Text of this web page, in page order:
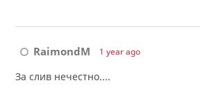
RaimondM 1 year ago
За слив нечестно....